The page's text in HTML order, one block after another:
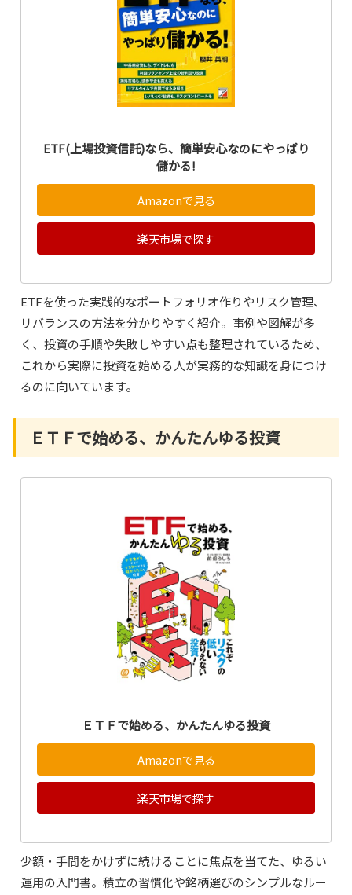
ETF(上場投資信託)なら、簡単安心なのにやっぱり
儲かる!
Amazonで見る
楽天市場で探す
ETFを使った実践的なポートフォリオ作りやリスク管理、
リバランスの方法を分かりやすく紹介。事例や図解が多
く、投資の手順や失敗しやすい点も整理されているため、
これから実際に投資を始める人が実務的な知識を身につけ
るのに向いています。
ＥＴＦで始める、かんたんゆる投資
ＥＴＦで始める、かんたんゆる投資
Amazonで見る
楽天市場で探す
少額・手間をかけずに続けることに焦点を当てた、ゆるい
運用の入門書。積立の習慣化や銘柄選びのシンプルなルー